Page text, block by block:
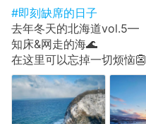
#即刻缺席的日子
去年冬天的北海道vol.5—
知床&网走的海🌊
在这里可以忘掉一切烦恼👺